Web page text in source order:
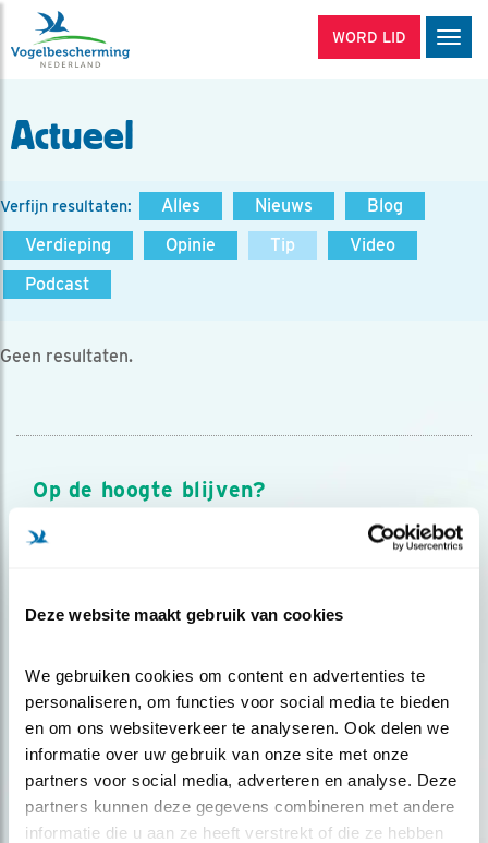
Deze website maakt gebruik van cookies
We gebruiken cookies om content en advertenties te
personaliseren, om functies voor social media te bieden
en om ons websiteverkeer te analyseren. Ook delen we
informatie over uw gebruik van onze site met onze
partners voor social media, adverteren en analyse. Deze
partners kunnen deze gegevens combineren met andere
informatie die u aan ze heeft verstrekt of die ze hebben
WORD LID
Actueel
Verfijn resultaten: Alles Nieuws
Blog
Verdieping
Opinie Tip
Video
Podcast
Geen resultaten.
Op de hoogte blijven?
Meld je aan en ontvang nieuws, inspiratie, acties en tips
over vogels en activiteiten van Vogelbescherming.